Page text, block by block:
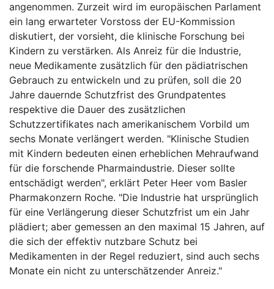
angenommen. Zurzeit wird im europäischen Parlament
ein lang erwarteter Vorstoss der EU-Kommission
diskutiert, der vorsieht, die klinische Forschung bei
Kindern zu verstärken. Als Anreiz für die Industrie,
neue Medikamente zusätzlich für den pädiatrischen
Gebrauch zu entwickeln und zu prüfen, soll die 20
Jahre dauernde Schutzfrist des Grundpatentes
respektive die Dauer des zusätzlichen
Schutzzertifikates nach amerikanischem Vorbild um
sechs Monate verlängert werden. "Klinische Studien
mit Kindern bedeuten einen erheblichen Mehraufwand
für die forschende Pharmaindustrie. Dieser sollte
entschädigt werden", erklärt Peter Heer vom Basler
Pharmakonzern Roche. "Die Industrie hat ursprünglich
für eine Verlängerung dieser Schutzfrist um ein Jahr
plädiert; aber gemessen an den maximal 15 Jahren, auf
die sich der effektiv nutzbare Schutz bei
Medikamenten in der Regel reduziert, sind auch sechs
Monate ein nicht zu unterschätzender Anreiz."